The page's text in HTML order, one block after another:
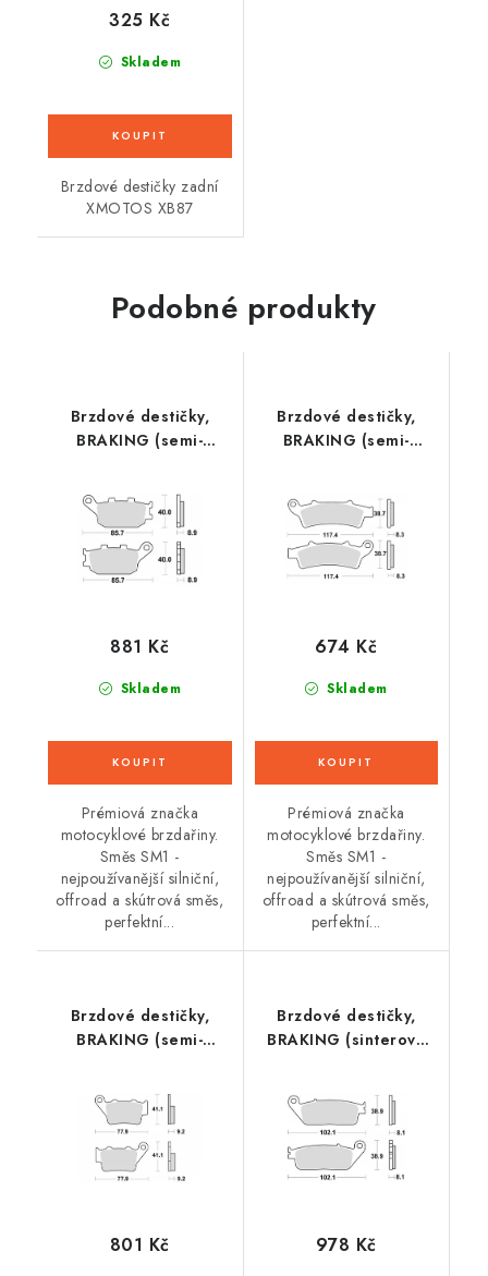
Skladem
325 Kč
Brzdové destičky zadní
XMOTOS XB87
Podobné produkty
Brzdové destičky,
BRAKING (semi-
ks v balení
Skladem
881 Kč
Prémiová značka
motocyklové brzdařiny.
Směs SM1 -
nejpoužívanější silniční,
offroad a skútrová směs,
perfektní...
Brzdové destičky,
BRAKING (semi-
Skladem
674 Kč
Prémiová značka
motocyklové brzdařiny.
Směs SM1 -
nejpoužívanější silniční,
offroad a skútrová směs,
perfektní...
Brzdové destičky,
BRAKING (semi-
801 Kč
Brzdové destičky,
BRAKING (sinterová
978 Kč